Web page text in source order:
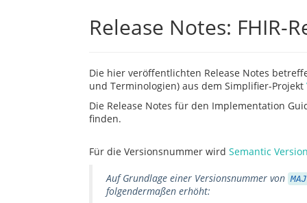
Release Notes: FHIR-
Die hier veröffentlichten Release Notes
und Terminologien) aus dem Simplifier-Projekt
Die Release Notes für den Implementation
finden.
Für die Versionsnummer wird Semantic
Auf Grundlage einer Versionsnummer von
folgendermaßen erhöht: